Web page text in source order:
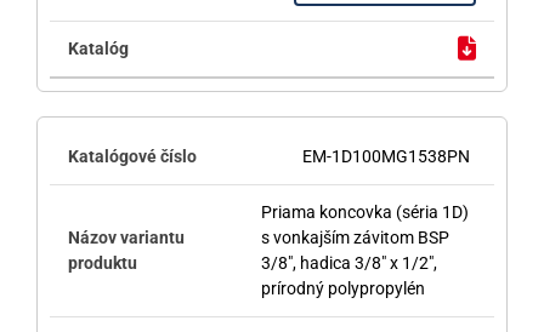
EM-1D100MG1538PN
Priama koncovka (séria 1D)
s vonkajším závitom BSP
3/8", hadica 3/8" x 1/2",
prírodný polypropylén